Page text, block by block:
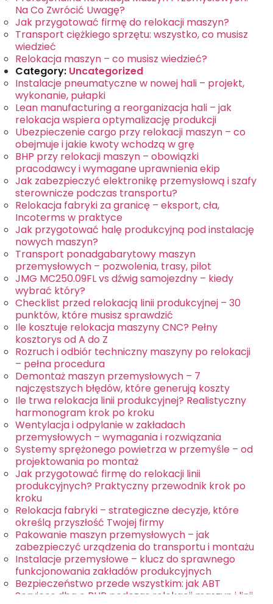
Na Co Zwrócić Uwagę?
Jak przygotować firmę do relokacji maszyn?
Transport ciężkiego sprzętu: wszystko, co musisz
wiedzieć
Relokacja maszyn – co musisz wiedzieć?
Category: Uncategorized
Instalacje pneumatyczne w nowej hali – projekt,
wykonanie, pułapki
Lean manufacturing a reorganizacja hali – jak
relokacja wspiera optymalizację produkcji
Ubezpieczenie cargo przy relokacji maszyn – co
obejmuje i jakie kwoty wchodzą w grę
BHP przy relokacji maszyn – obowiązki
pracodawcy i wymagane uprawnienia ekip
Jak zabezpieczyć elektronikę przemysłową i szafy
sterownicze podczas transportu?
Relokacja fabryki za granicę – eksport, cła,
Incoterms w praktyce
Jak przygotować halę produkcyjną pod instalację
nowych maszyn?
Transport ponadgabarytowy maszyn
przemysłowych – pozwolenia, trasy, pilot
JMG MC250.09FL vs dźwig samojezdny – kiedy
wybrać który?
Checklist przed relokacją linii produkcyjnej – 30
punktów, które musisz sprawdzić
Ile kosztuje relokacja maszyny CNC? Pełny
kosztorys od A do Z
Rozruch i odbiór techniczny maszyny po relokacji
– pełna procedura
Demontaż maszyn przemysłowych – 7
najczęstszych błędów, które generują koszty
Ile trwa relokacja linii produkcyjnej? Realistyczny
harmonogram krok po kroku
Wentylacja i odpylanie w zakładach
przemysłowych – wymagania i rozwiązania
Systemy sprężonego powietrza w przemyśle – od
projektowania po montaż
Jak przygotować firmę do relokacji linii
produkcyjnych? Praktyczny przewodnik krok po
kroku
Relokacja fabryki – strategiczne decyzje, które
określą przyszłość Twojej firmy
Pakowanie maszyn przemysłowych – jak
zabezpieczyć urządzenia do transportu i montażu
Instalacje przemysłowe – klucz do sprawnego
funkcjonowania zakładów produkcyjnych
Bezpieczeństwo przede wszystkim: jak ABT
Services dba o BHP podczas relokacji maszyn i linii